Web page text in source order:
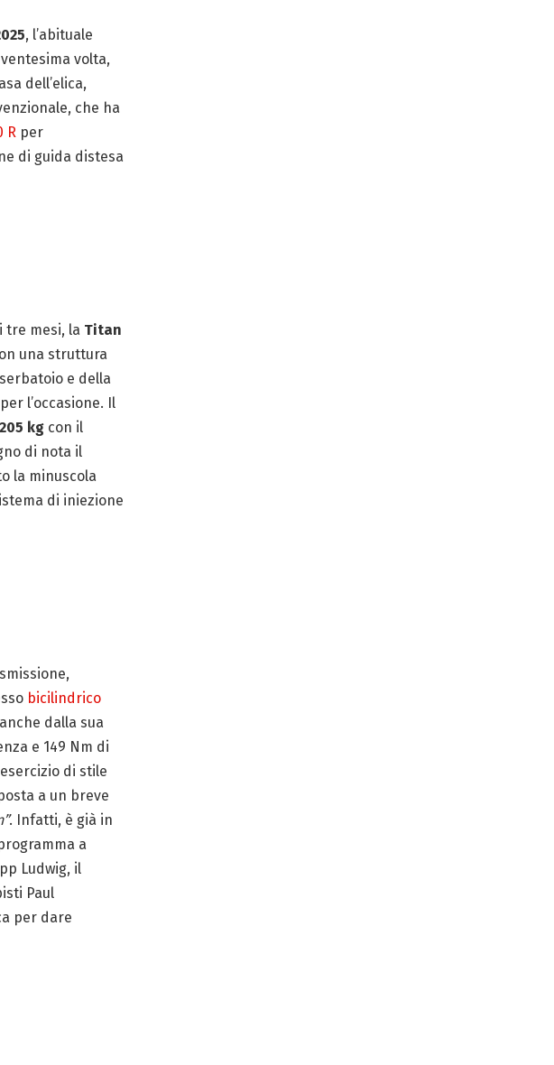
, l’abituale
volta,
dell’elica,
che ha
Rper
di guida distesa
tre mesi, la Titan
una struttura
e della
l’occasione. Il
205 kgcon il
di nota il
la minuscola
di iniezione
bicilindrico
dalla sua
e 149 Nm di
di stile
a un breve
. Infatti, è già in
a
Ludwig, il
Paul
per dare